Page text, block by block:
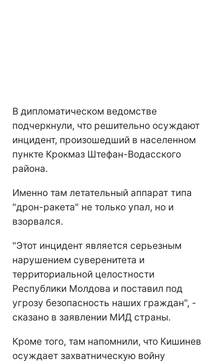
В дипломатическом ведомстве
подчеркнули, что решительно осуждают
инцидент, произошедший в населенном
пункте Крокмаз Штефан-Водасского
района.
Именно там летательный аппарат типа
"дрон-ракета" не только упал, но и
взорвался.
"Этот инцидент является серьезным
нарушением суверенитета и
территориальной целостности
Республики Молдова и поставил под
угрозу безопасность наших граждан", -
сказано в заявлении МИД страны.
Кроме того, там напомнили, что Кишинев
осуждает захватническую войну